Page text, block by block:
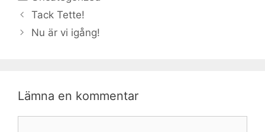
Tack Tette!
Nu är vi igång!
Lämna en kommentar